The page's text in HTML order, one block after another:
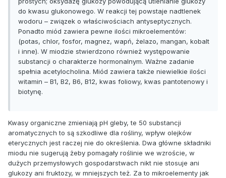
do kwasu glukonowego. W reakcji tej powstaje nadtlenek
wodoru – związek o właściwościach antyseptycznych.
Ponadto miód zawiera pewne ilości mikroelementów:
(potas, chlor, fosfor, magnez, wapń, żelazo, mangan, kobalt
i inne). W miodzie stwierdzono również występowanie
substancji o charakterze hormonalnym. Ważne zadanie
spełnia acetylocholina. Miód zawiera także niewielkie ilości
witamin – B1, B2, B6, B12, kwas foliowy, kwas pantotenowy i
biotynę.
Kwasy organiczne zmieniają pH gleby, te 50 substancji
aromatycznych to są szkodliwe dla rośliny, wpływ olejków
eterycznych jest raczej nie do określenia. Dwa główne składniki
miodu nie sugerują żeby pomagały roślinie we wzroście, w
dużych przemysłowych gospodarstwach nikt nie stosuje ani
glukozy ani fruktozy, w mniejszych też. Za to mikroelementy jak